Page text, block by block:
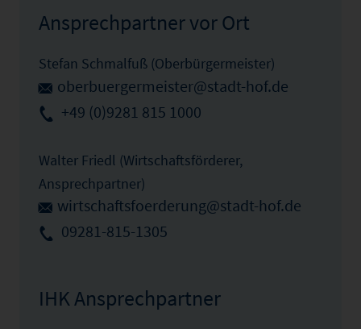
Ansprechpartner vor Ort
Stefan Schmalfuß (Oberbürgermeister)
oberbuergermeister@stadt-hof.de
+49 (0)9281 815 1000
Walter Friedl (Wirtschaftsförderer,
Ansprechpartner)
wirtschaftsfoerderung@stadt-hof.de
09281-815-1305
IHK Ansprechpartner